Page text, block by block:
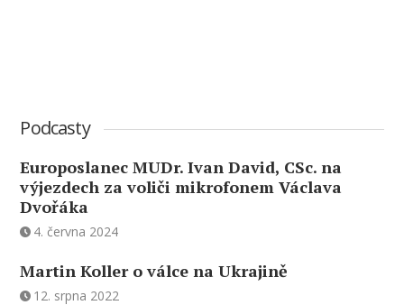
Podcasty
Europoslanec MUDr. Ivan David, CSc. na
výjezdech za voliči mikrofonem Václava
Dvořáka
4. června 2024
Martin Koller o válce na Ukrajině
12. srpna 2022